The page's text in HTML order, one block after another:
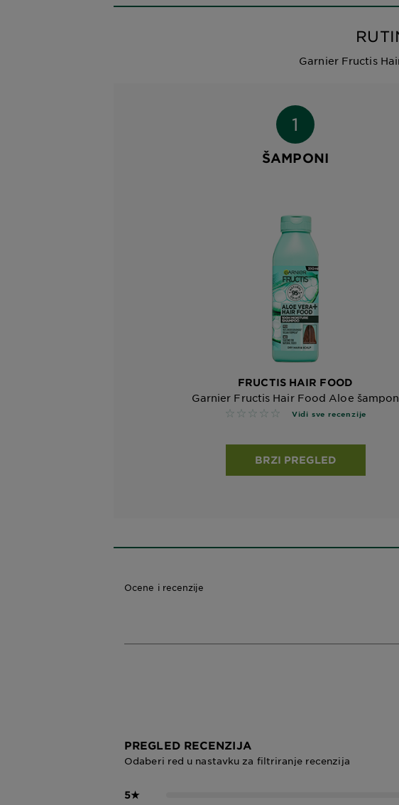
Garnier Fructis
ŠAMPONI
FRUCTIS HAIR FOOD
Garnier Fructis Hair Food Aloe šampon
No reviews Vidi sve recenzije
BRZI PREGLED
Ocene i recenzije
PREGLED RECENZIJA
Odaberi red u nastavku za filtriranje recenzija
5★